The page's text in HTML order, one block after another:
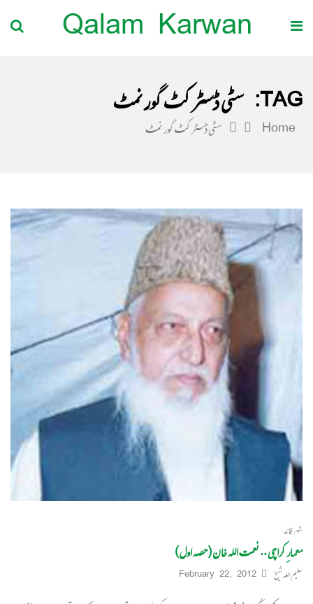
Qalam Karwan
TAG: سٹی ڈسٹرکٹ گورنمٹ
Home سٹی ڈسٹرکٹ گورنمٹ
شہر قائد
معمارِ کراچی ..نعمت اللہ خان (حصہ اول)
سلیم اللہ شیخ February 22, 2012